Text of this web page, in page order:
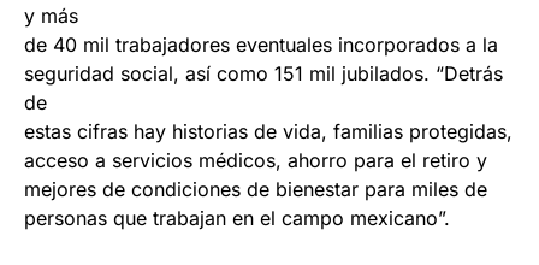
y más
de 40 mil trabajadores eventuales incorporados a la
seguridad social, así como 151 mil jubilados. “Detrás
de
estas cifras hay historias de vida, familias protegidas,
acceso a servicios médicos, ahorro para el retiro y
mejores de condiciones de bienestar para miles de
personas que trabajan en el campo mexicano”.